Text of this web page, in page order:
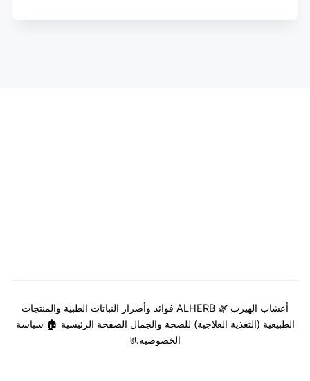
أعشاب الهيرب 🌿 ALHERB فوائد وأضرار النباتات الطبية والمنتجات
الطبيعية (التغذية العلاجية) للصحة والجمال الصفحة الرئيسية 🏠 سياسة
الخصوصية📃